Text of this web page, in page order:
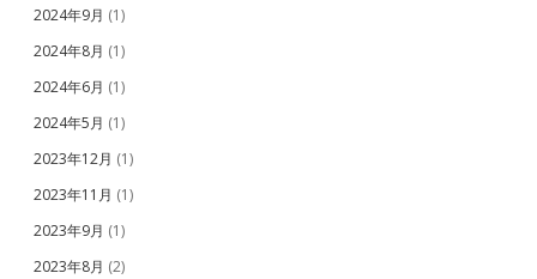
2024年9月 (1)
2024年8月 (1)
2024年6月 (1)
2024年5月 (1)
2023年12月 (1)
2023年11月 (1)
2023年9月 (1)
2023年8月 (2)